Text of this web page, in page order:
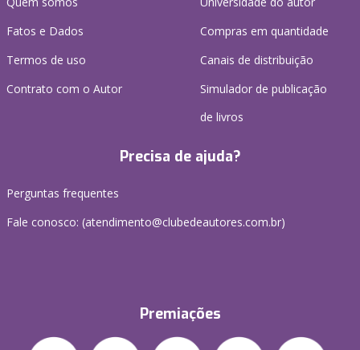
Fatos e Dados
Termos de uso
Contrato com o Autor
Compras em quantidade
Canais de distribuição
Simulador de publicação
de livros
Precisa de ajuda?
Perguntas frequentes
Fale conosco: (atendimento@clubedeautores.com.br)
Premiações